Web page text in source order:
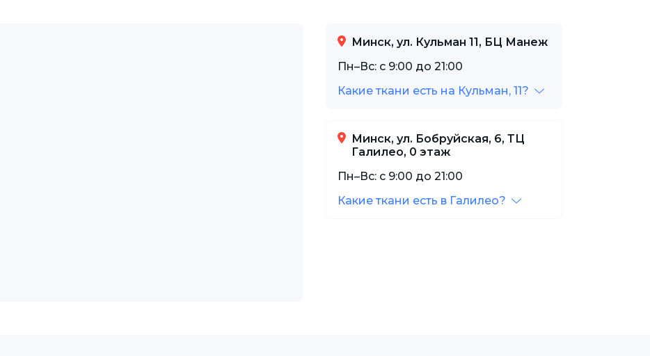
Минск, ул. Кульман 11, БЦ Манеж
Пн–Вс: с 9:00 до 21:00
Какие ткани есть на Кульман, 11?
Минск, ул. Бобруйская, 6, ТЦ
Галилео, 0 этаж
Пн–Вс: с 9:00 до 21:00
Какие ткани есть в Галилео?